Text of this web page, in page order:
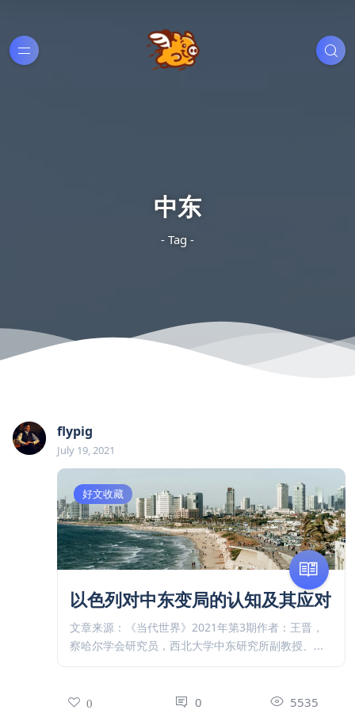
中东
- Tag -
flypig
July 19, 2021
好文收藏
以色列对中东变局的认知及其应对
文章来源：《当代世界》2021年第3期作者：王晋，
察哈尔学会研究员，西北大学中东研究所副教授、...
0 0 5535